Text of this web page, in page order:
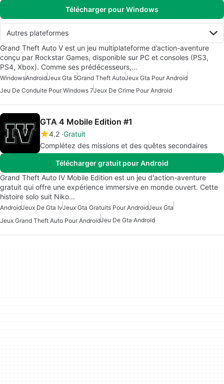
Télécharger pour Windows
Autres plateformes
Grand Theft Auto V est un jeu multiplateforme d’action-aventure
conçu par Rockstar Games, disponible sur PC et consoles (PS3,
PS4, Xbox). Comme ses prédécesseurs,…
WindowsAndroidJeux Gta 5Grand Theft AutoJeux Gta Pour Android
Jeu De Conduite Pour Windows 7Jeux De Crime Pour Android
GTA 4 Mobile Edition #1
4.2 Gratuit
Complétez des missions et des quêtes secondaires
Télécharger gratuit pour Android
Grand Theft Auto IV Mobile Edition est un jeu d'action-aventure
gratuit qui offre une expérience immersive en monde ouvert. Cette
histoire solo suit Niko…
AndroidJeux De Gta IvJeux Gta Gratuits Pour AndroidJeux Gta
Jeux Grand Theft Auto Pour AndroidJeu De Gta Android